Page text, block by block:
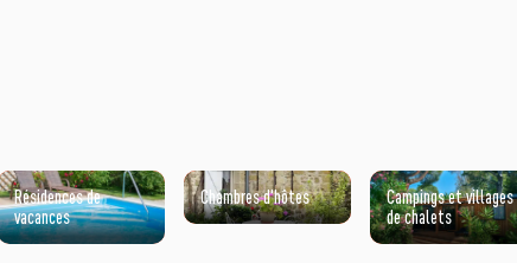
Résidences de
vacances
Chambres d'hôtes
Campings et villages
de chalets